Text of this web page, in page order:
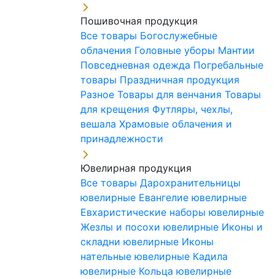
Пошивочная продукция
Все товары Богослужебные
облачения Головные уборы Мантии
Повседневная одежда Погребальные
товары Праздничная продукция
Разное Товары для венчания Товары
для крещения Футляры, чехлы,
вешала Храмовые облачения и
принадлежности
Ювелирная продукция
Все товары Дарохранительницы
ювелирные Евангелие ювелирные
Евхаристические наборы ювелирные
Жезлы и посохи ювелирные Иконы и
складни ювелирные Иконы
нательные ювелирные Кадила
ювелирные Кольца ювелирные